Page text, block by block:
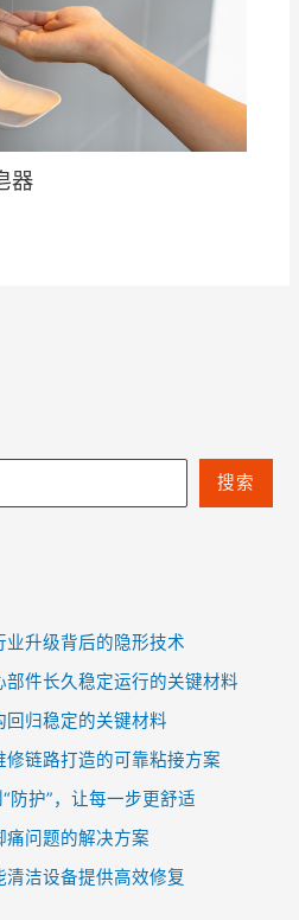
器
搜索
升级背后的隐形技术
件长久稳定运行的关键材料
归稳定的关键材料
链路打造的可靠粘接方案
防护”，让每一步更舒适
问题的解决方案
洁设备提供高效修复